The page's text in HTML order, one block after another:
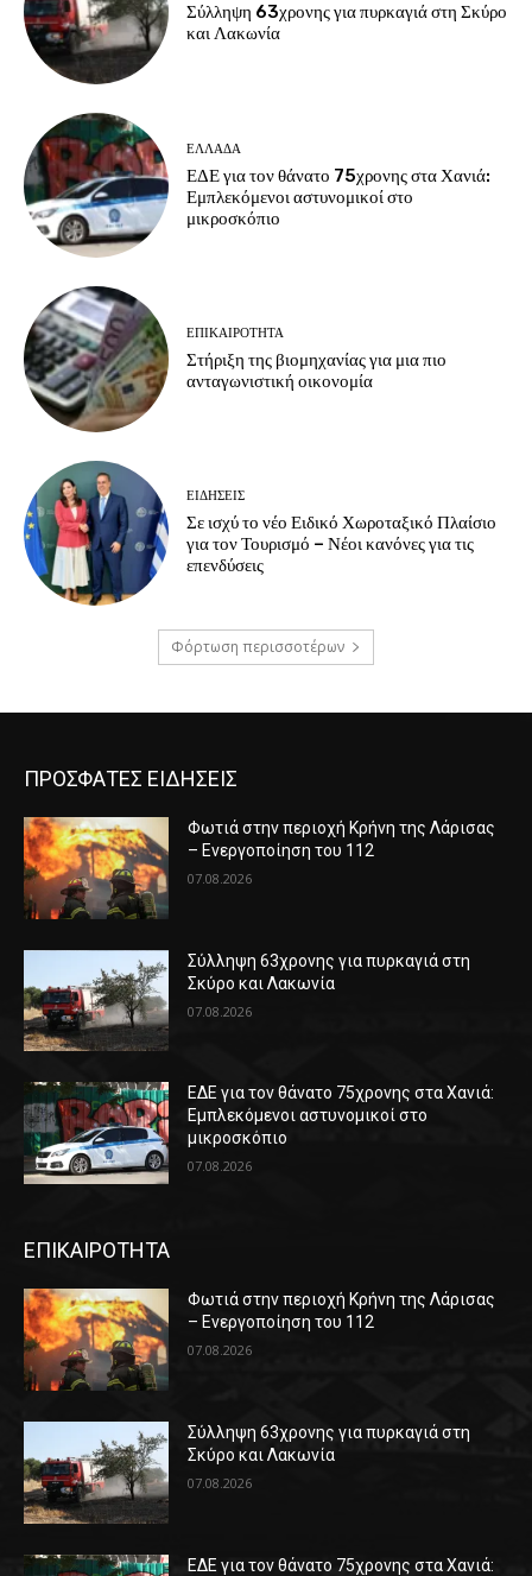
Σύλληψη 63χρονης για πυρκαγιά στη Σκύρο
και Λακωνία
ΕΛΛΑΔΑ
ΕΔΕ για τον θάνατο 75χρονης στα Χανιά:
Εμπλεκόμενοι αστυνομικοί στο
μικροσκόπιο
ΕΠΙΚΑΙΡΟΤΗΤΑ
Στήριξη της βιομηχανίας για μια πιο
ανταγωνιστική οικονομία
ΕΙΔΗΣΕΙΣ
Σε ισχύ το νέο Ειδικό Χωροταξικό Πλαίσιο
για τον Τουρισμό – Νέοι κανόνες για τις
επενδύσεις
Φόρτωση περισσοτέρων
ΠΡΟΣΦΑΤΕΣ ΕΙΔΗΣΕΙΣ
Φωτιά στην περιοχή Κρήνη της Λάρισας
– Ενεργοποίηση του 112
07.08.2026
Σύλληψη 63χρονης για πυρκαγιά στη
Σκύρο και Λακωνία
07.08.2026
ΕΔΕ για τον θάνατο 75χρονης στα Χανιά:
Εμπλεκόμενοι αστυνομικοί στο
μικροσκόπιο
07.08.2026
ΕΠΙΚΑΙΡΟΤΗΤΑ
Φωτιά στην περιοχή Κρήνη της Λάρισας
– Ενεργοποίηση του 112
07.08.2026
Σύλληψη 63χρονης για πυρκαγιά στη
Σκύρο και Λακωνία
07.08.2026
ΕΔΕ για τον θάνατο 75χρονης στα Χανιά: